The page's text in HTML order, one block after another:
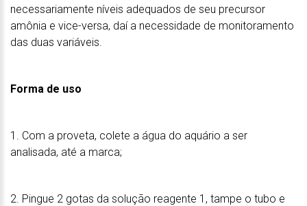
necessariamente níveis adequados de seu precursor
amônia e vice-versa, daí a necessidade de monitoramento
das duas variáveis.
Forma de uso
1. Com a proveta, colete a água do aquário a ser
analisada, até a marca;
2. Pingue 2 gotas da solução reagente 1, tampe o tubo e